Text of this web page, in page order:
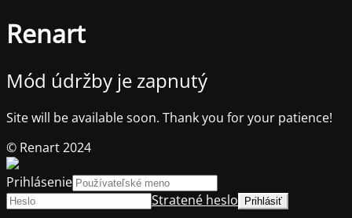
Renart
Mód údržby je zapnutý
Site will be available soon. Thank you for your patience!
© Renart 2024
Prihlásenie
Stratené heslo